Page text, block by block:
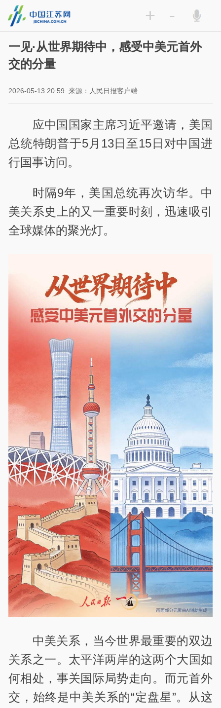
+ -
一见·从世界期待中，感受中美元首外
交的分量
2026-05-13 20:59 来源：人民日报客户端
应中国国家主席习近平邀请，美国
总统特朗普于5月13日至15日对中国进
行国事访问。
时隔9年，美国总统再次访华。中
美关系史上的又一重要时刻，迅速吸引
全球媒体的聚光灯。
中美关系，当今世界最重要的双边
关系之一。太平洋两岸的这两个大国如
何相处，事关国际局势走向。而元首外
交，始终是中美关系的“定盘星”。从这